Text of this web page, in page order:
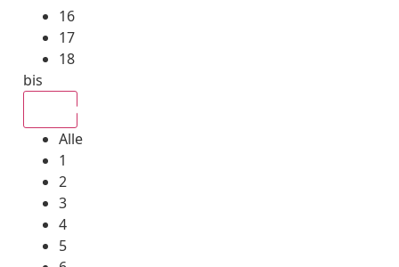
16
17
18
bis
Alle
1
2
3
4
5